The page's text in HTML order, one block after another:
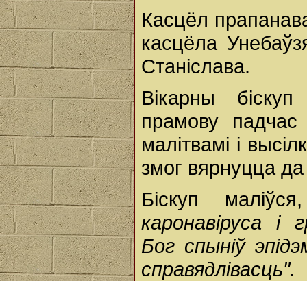
Касцёл
касцёла
Станіслава.
Вікарны
прамову
малітвамі і
змог вярнуцца
Біскуп
каронавіруса і
Бог спыніў
справядлівасць".